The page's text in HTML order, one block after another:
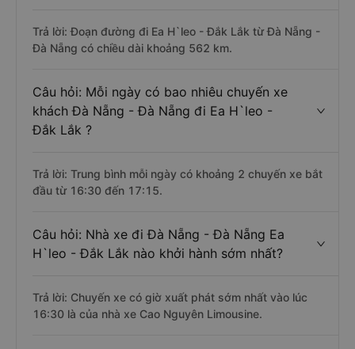
Trả lời: Đoạn đường đi Ea H`leo - Đắk Lắk từ Đà Nẵng -
Đà Nẵng có chiều dài khoảng 562 km.
Câu hỏi: Mỗi ngày có bao nhiêu chuyến xe
khách Đà Nẵng - Đà Nẵng đi Ea H`leo -
Đắk Lắk ?
Trả lời: Trung bình mỗi ngày có khoảng 2 chuyến xe bắt
đầu từ 16:30 đến 17:15.
Câu hỏi: Nhà xe đi Đà Nẵng - Đà Nẵng Ea
H`leo - Đắk Lắk nào khởi hành sớm nhất?
Trả lời: Chuyến xe có giờ xuất phát sớm nhất vào lúc
16:30 là của nhà xe Cao Nguyên Limousine.